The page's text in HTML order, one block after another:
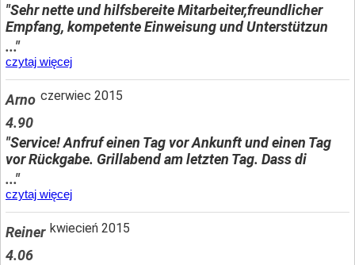
"Sehr nette und hilfsbereite Mitarbeiter,freundlicher
Empfang, kompetente Einweisung und Unterstützun
..."
czytaj więcej
Arno czerwiec 2015
4.90
"Service! Anfruf einen Tag vor Ankunft und einen Tag
vor Rückgabe. Grillabend am letzten Tag. Dass di
..."
czytaj więcej
Reiner kwiecień 2015
4.06